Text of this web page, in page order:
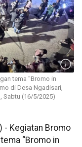
tema "Bromo in
di Desa Ngadisari,
Sabtu (16/5/2025)
- Kegiatan Bromo
“Bromo in